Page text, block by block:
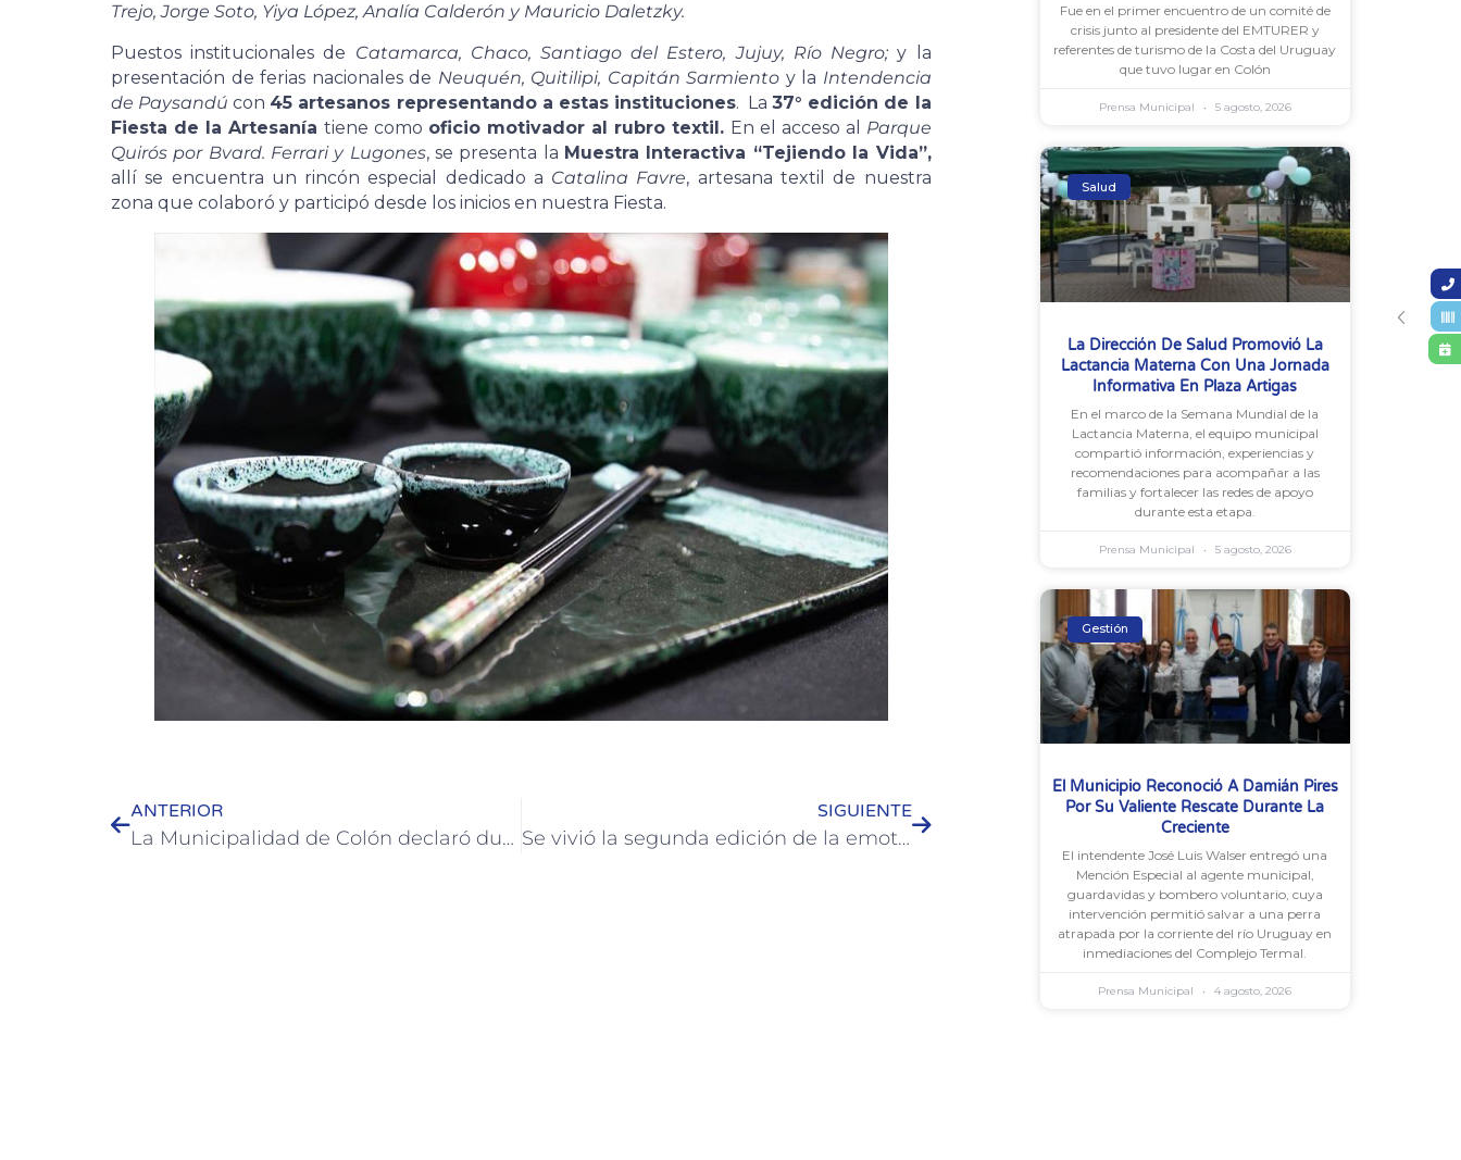
Trejo, Jorge Soto, Yiya López, Analía Calderón y Mauricio Daletzky.
Puestos institucionales de Catamarca, Chaco, Santiago del Estero, Jujuy, Río Negro; y la
presentación de ferias nacionales de Neuquén, Quitilipi, Capitán Sarmiento y la Intendencia
de Paysandúcon 45 artesanos representando a estas instituciones. La37° edición de la
Fiesta de la Artesanía tiene como oficio motivador al rubro textil. En el acceso al Parque
Quirós por Bvard. Ferrari y Lugones, se presenta la Muestra Interactiva “Tejiendo la Vida”,
allí se encuentra un rincón especial dedicado a Catalina Favre, artesana textil de nuestra
zona que colaboró y participó desde los inicios en nuestra Fiesta.
ANTERIOR
La Municipalidad de Colón declaró duelo por el fallecimiento de un ex intendente de la Ciudad
SIGUIENTE
Se vivió la segunda edición de la emotiva Marcha de los Bombos
Fue en el primer encuentro de un comité de
crisis junto al presidente del EMTURER y
referentes de turismo de la Costa del Uruguay
que tuvo lugar en Colón
Prensa Municipal 5 agosto, 2026
Salud
La Dirección De Salud Promovió La
Lactancia Materna Con Una Jornada
Informativa En Plaza Artigas
En el marco de la Semana Mundial de la
Lactancia Materna, el equipo municipal
compartió información, experiencias y
recomendaciones para acompañar a las
familias y fortalecer las redes de apoyo
durante esta etapa.
Prensa Municipal 5 agosto, 2026
Gestión
El Municipio Reconoció A Damián Pires
Por Su Valiente Rescate Durante La
Creciente
El intendente José Luis Walser entregó una
Mención Especial al agente municipal,
guardavidas y bombero voluntario, cuya
intervención permitió salvar a una perra
atrapada por la corriente del río Uruguay en
inmediaciones del Complejo Termal.
Prensa Municipal 4 agosto, 2026